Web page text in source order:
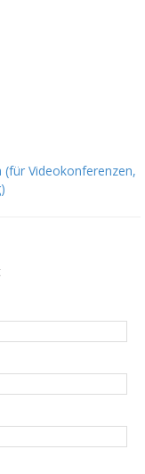
Videokonferenzen,